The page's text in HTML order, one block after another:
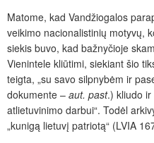
Matome, kad Vandžiogalos
veikimo nacionalistinių motyvų,
siekis buvo, kad bažnyčioje
Vienintele kliūtimi, siekiant šio
teigta, „su savo silpnybėm ir
dokumente – aut. past.) kliudo
atlietuvinimo darbui“. Todėl
„kunigą lietuvį patriotą“ (LVIA